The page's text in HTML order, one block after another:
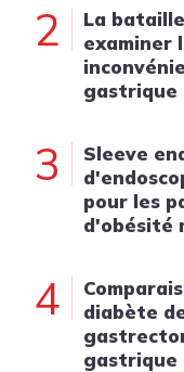
2
La
examiner
gastrique
3
Sleeve
pour les
d'obésité
4
diabète
gastrique